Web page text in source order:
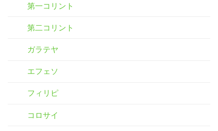
第一コリント
第二コリント
ガラテヤ
エフェソ
フィリピ
コロサイ